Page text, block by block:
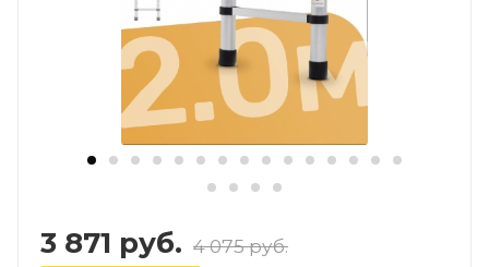
3 871 руб. 4 075руб.